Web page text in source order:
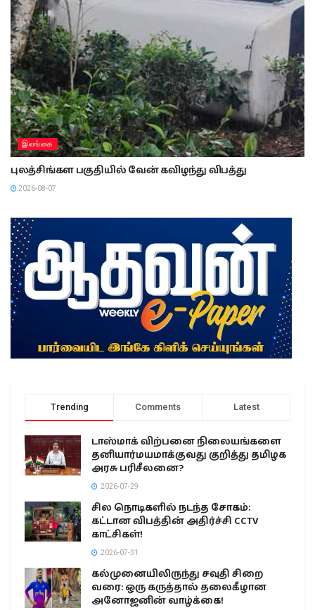
இலங்கை
புலத்சிங்கள பகுதியில் வேன் கவிழந்து விபத்து
2026-08-07
Trending Comments Latest
டாஸ்மாக் விற்பனை நிலையங்களை
தனியார்மயமாக்குவது குறித்து தமிழக
அரசு பரிசீலனை?
2026-07-29
சில நொடிகளில் நடந்த சோகம்:
கட்டான விபத்தின் அதிர்ச்சி CCTV
காட்சிகள்!
2026-07-31
கல்முனையிலிருந்து சவுதி சிறை
வரை: ஒரு கருத்தால் தலைகீழான
அனோஜனின் வாழ்க்கை!